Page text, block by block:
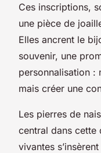
Ces inscriptions,
une pièce de
Elles ancrent le
souvenir, une
personnalisation :
mais créer une
Les pierres de
central dans cette
vivantes